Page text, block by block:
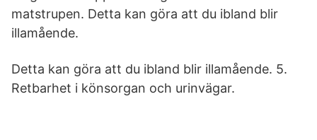
matstrupen. Detta kan göra att du ibland blir
illamående.
Detta kan göra att du ibland blir illamående. 5.
Retbarhet i könsorgan och urinvägar.